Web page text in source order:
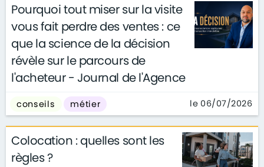
Pourquoi tout miser sur la visite
vous fait perdre des ventes : ce
que la science de la décision
révèle sur le parcours de
l'acheteur - Journal de l'Agence
conseils métier le 06/07/2026
Colocation : quelles sont les
règles ?